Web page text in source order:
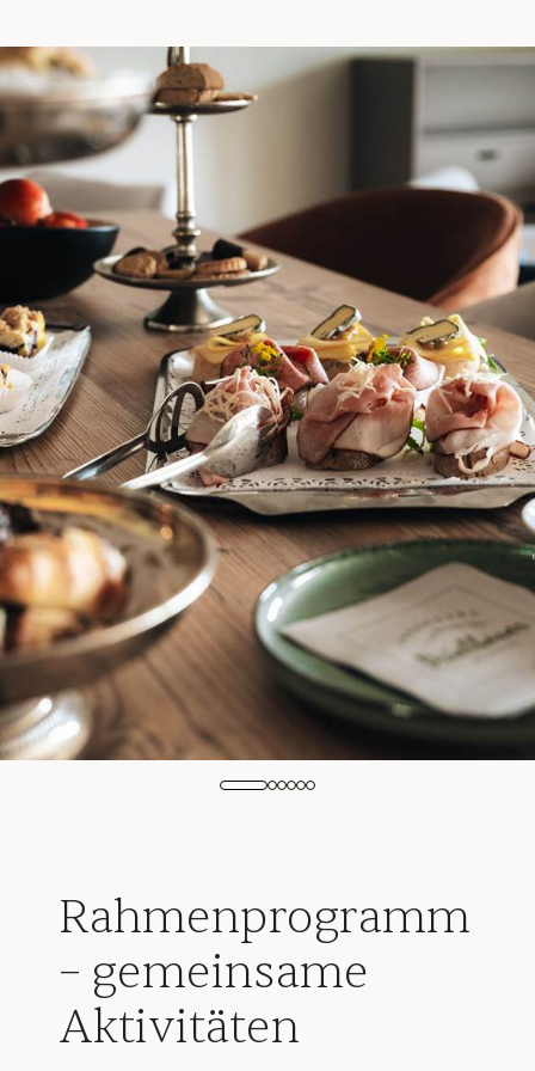
alkoholfreie Säfte im Seminarraum zur freien
Entnahme
Gemüsesticks mit Dip zur Anreise oder in
Pausen
Getränkepauschalen zu den Mahlzeiten
Rahmenprogramm
– gemeinsame
Aktivitäten